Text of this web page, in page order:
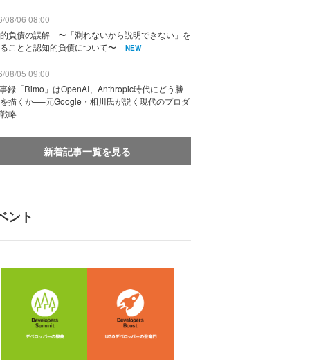
08/06 08:00
負債の誤解 〜「測れないから説明できない」を
ことと認知的負債について〜
NEW
08/05 09:00
録「Rimo」はOpenAI、Anthropic時代にどう勝
描くか──元Google・相川氏が説く現代のプロダ
略
新着記事一覧を見る
ント